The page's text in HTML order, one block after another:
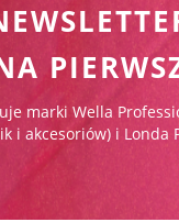
marki Wella
i akcesoriów) i Londa